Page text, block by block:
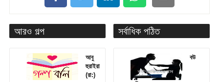
আরও গল্প
আবু
হুরাইরা
(রা:)
সর্বাধিক পঠিত
বউ